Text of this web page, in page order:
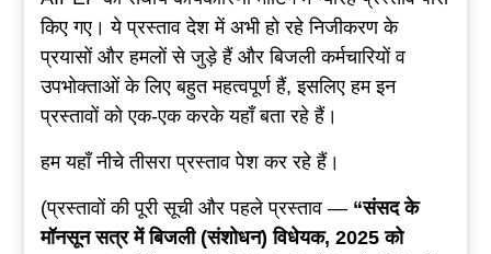
किए गए। ये प्रस्ताव देश में अभी हो रहे निजीकरण के
प्रयासों और हमलों से जुड़े हैं और बिजली कर्मचारियों व
उपभोक्ताओं के लिए बहुत महत्वपूर्ण हैं, इसलिए हम इन
प्रस्तावों को एक-एक करके यहाँ बता रहे हैं।
हम यहाँ नीचे तीसरा प्रस्ताव पेश कर रहे हैं।
(प्रस्तावों की पूरी सूची और पहले प्रस्ताव — “संसद के
मॉनसून सत्र में बिजली (संशोधन) विधेयक, 2025 को